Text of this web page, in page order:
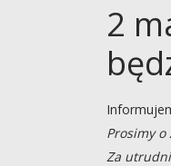
2
Prosimy
Za